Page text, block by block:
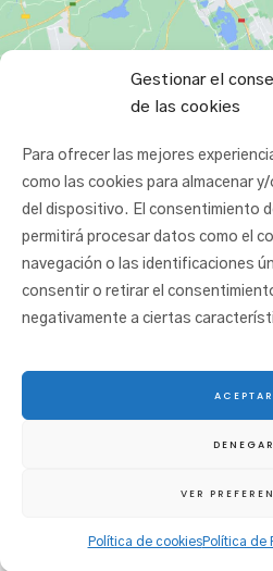
Gestionar el
de las cookies
Para ofrecer las mejores
como las cookies para almacenar
del dispositivo. El consentimiento
permitirá procesar datos como el
navegación o las identificaciones
consentir o retirar el
negativamente a ciertas
ACEPTAR
DENEGAR
VER
Política de cookiesPolítica de
Aviso legal